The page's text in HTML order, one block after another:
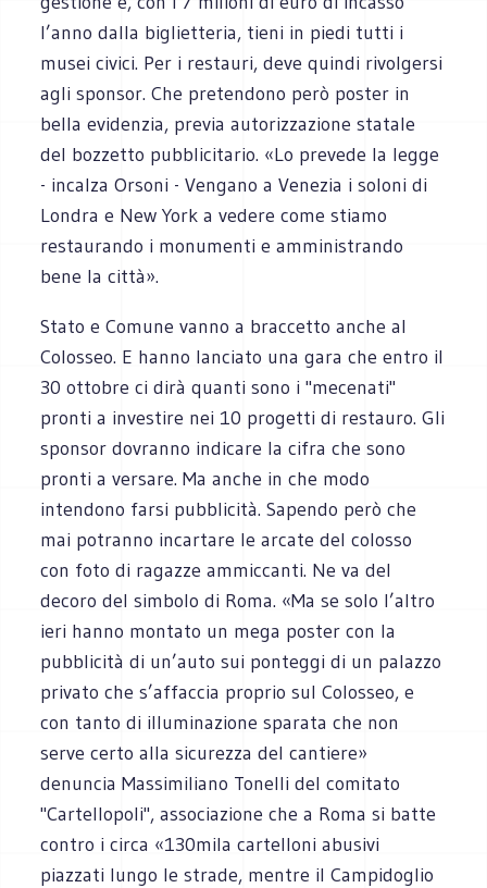
l’anno dalla biglietteria, tieni in piedi tutti i
musei civici. Per i restauri, deve quindi rivolgersi
agli sponsor. Che pretendono però poster in
bella evidenzia, previa autorizzazione statale
del bozzetto pubblicitario. «Lo prevede la legge
- incalza Orsoni - Vengano a Venezia i soloni di
Londra e New York a vedere come stiamo
restaurando i monumenti e amministrando
bene la città».
Stato e Comune vanno a braccetto anche al
Colosseo. E hanno lanciato una gara che entro il
30 ottobre ci dirà quanti sono i "mecenati"
pronti a investire nei 10 progetti di restauro. Gli
sponsor dovranno indicare la cifra che sono
pronti a versare. Ma anche in che modo
intendono farsi pubblicità. Sapendo però che
mai potranno incartare le arcate del colosso
con foto di ragazze ammiccanti. Ne va del
decoro del simbolo di Roma. «Ma se solo l’altro
ieri hanno montato un mega poster con la
pubblicità di un’auto sui ponteggi di un palazzo
privato che s’affaccia proprio sul Colosseo, e
con tanto di illuminazione sparata che non
serve certo alla sicurezza del cantiere»
denuncia Massimiliano Tonelli del comitato
"Cartellopoli", associazione che a Roma si batte
contro i circa «130mila cartelloni abusivi
piazzati lungo le strade, mentre il Campidoglio